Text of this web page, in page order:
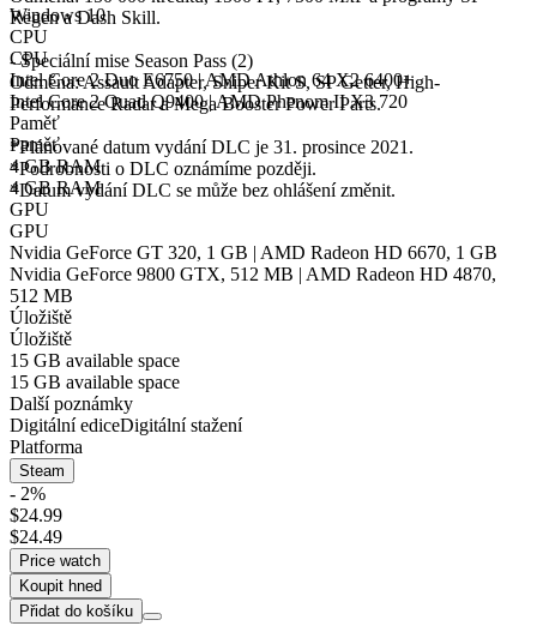
Regen a Dash Skill.
- Speciální mise Season Pass (2)
Odměna: Assault Adapter, Sniper Kit S, SP Getter, High-
Performance Radar a Mega Booster Power Parts.
*Plánované datum vydání DLC je 31. prosince 2021.
*Podrobnosti o DLC oznámíme později.
*Datum vydání DLC se může bez ohlášení změnit.
Windows 10
CPU
CPU
Intel Core 2 Duo E6750 | AMD Athlon 64 X2 6400+
Intel Core 2 Quad Q9400 | AMD Phenom II X3 720
Paměť
Paměť
4 GB RAM
4 GB RAM
GPU
GPU
Nvidia GeForce GT 320, 1 GB | AMD Radeon HD 6670, 1 GB
Nvidia GeForce 9800 GTX, 512 MB | AMD Radeon HD 4870,
512 MB
Úložiště
Úložiště
15 GB available space
15 GB available space
Další poznámky
Digitální ediceDigitální stažení
Platforma
Steam
- 2%
$24.99
$24.49
Price watch
Koupit hned
Přidat do košíku